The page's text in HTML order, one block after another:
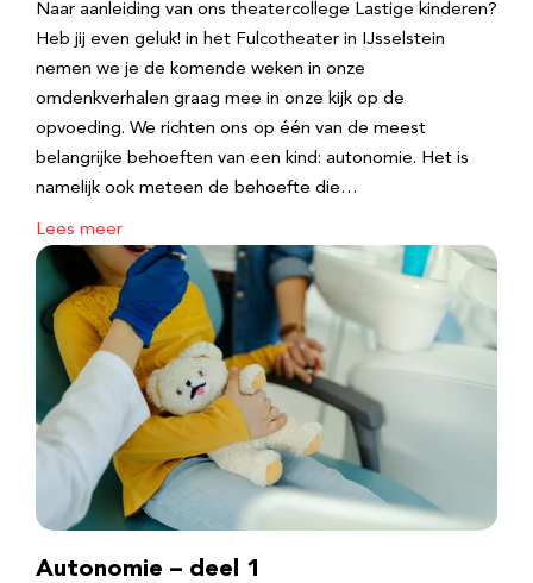
Naar aanleiding van ons theatercollege Lastige kinderen?
Heb jij even geluk! in het Fulcotheater in IJsselstein
nemen we je de komende weken in onze
omdenkverhalen graag mee in onze kijk op de
opvoeding. We richten ons op één van de meest
belangrijke behoeften van een kind: autonomie. Het is
namelijk ook meteen de behoefte die…
Lees meer
Autonomie – deel 1